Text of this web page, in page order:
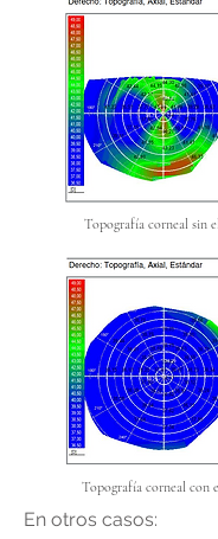
Topografía corneal sin
Topografía corneal con
​​En otros casos: